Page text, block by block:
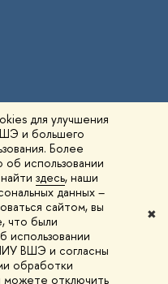
для улучшения
и большего
Более
использовании
здесь, наши
данных –
сайтом, вы
что были
использовании
ВШЭ и согласны
обработки
можете отключить
✖